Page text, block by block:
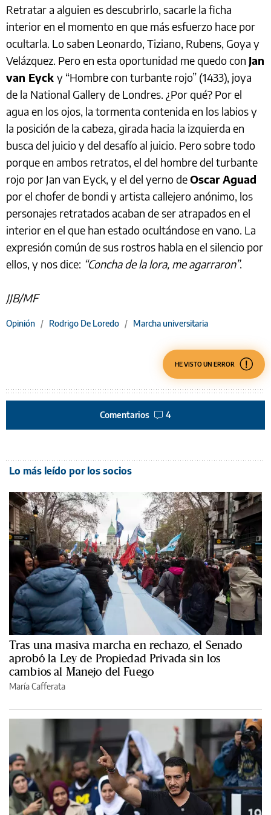
Retratar a alguien es descubrirlo, sacarle la ficha
interior en el momento en que más esfuerzo hace por
ocultarla. Lo saben Leonardo, Tiziano, Rubens, Goya y
Velázquez. Pero en esta oportunidad me quedo con Jan
van Eyck y “Hombre con turbante rojo” (1433), joya
de la National Gallery de Londres. ¿Por qué? Por el
agua en los ojos, la tormenta contenida en los labios y
la posición de la cabeza, girada hacia la izquierda en
busca del juicio y del desafío al juicio. Pero sobre todo
porque en ambos retratos, el del hombre del turbante
rojo por Jan van Eyck, y el del yerno deOscar Aguad
por el chofer de bondi y artista callejero anónimo, los
personajes retratados acaban de ser atrapados en el
interior en el que han estado ocultándose en vano. La
expresión común de sus rostros habla en el silencio por
ellos, y nos dice: “Concha de la lora, me agarraron”.
JJB/MF
Opinión / Rodrigo De Loredo / Marcha universitaria
HE VISTO UN ERROR
Comentarios 4
Lo más leído por los socios
Tras una masiva marcha en rechazo, el Senado
aprobó la Ley de Propiedad Privada sin los
cambios al Manejo del Fuego
María Cafferata